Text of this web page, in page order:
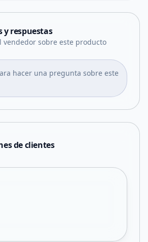
y respuestas
vendedor sobre este producto
hacer una pregunta sobre este
de clientes